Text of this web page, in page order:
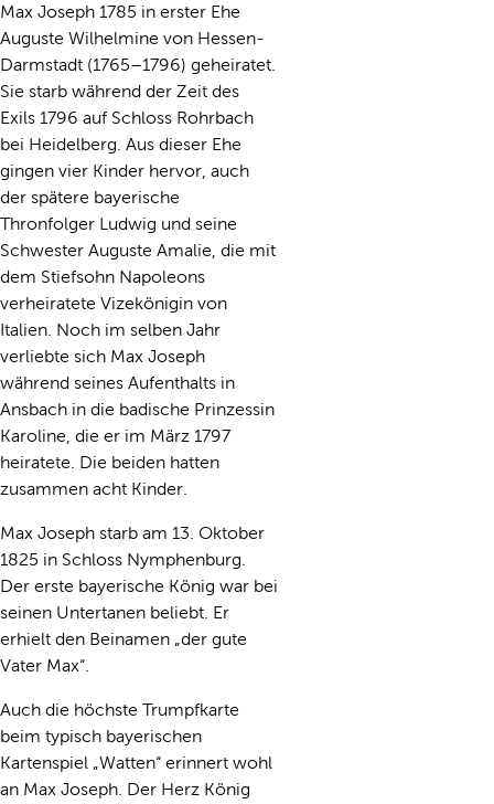
Max Joseph 1785 in erster Ehe
Auguste Wilhelmine von Hessen-
Darmstadt (1765–1796) geheiratet.
Sie starb während der Zeit des
Exils 1796 auf Schloss Rohrbach
bei Heidelberg. Aus dieser Ehe
gingen vier Kinder hervor, auch
der spätere bayerische
Thronfolger Ludwig und seine
Schwester Auguste Amalie, die mit
dem Stiefsohn Napoleons
verheiratete Vizekönigin von
Italien. Noch im selben Jahr
verliebte sich Max Joseph
während seines Aufenthalts in
Ansbach in die badische Prinzessin
Karoline, die er im März 1797
heiratete. Die beiden hatten
zusammen acht Kinder.
Max Joseph starb am 13. Oktober
1825 in Schloss Nymphenburg.
Der erste bayerische König war bei
seinen Untertanen beliebt. Er
erhielt den Beinamen „der gute
Vater Max“.
Auch die höchste Trumpfkarte
beim typisch bayerischen
Kartenspiel „Watten“ erinnert wohl
an Max Joseph. Der Herz König